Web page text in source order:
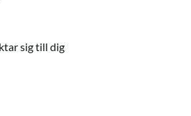
sig till dig